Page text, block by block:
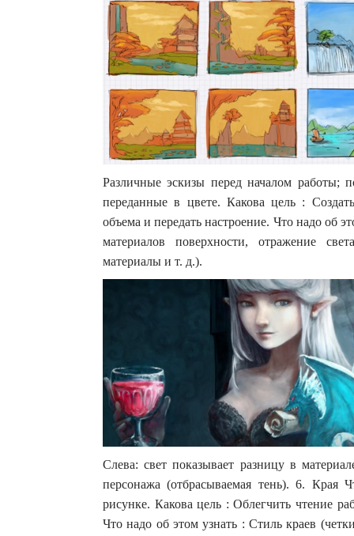
Различные эскизы перед началом
переданные в цвете. Какова цель :
объема и передать настроение. Что надо об
материалов поверхности, отражение
материалы и т. д.).
Слева: свет показывает разницу в
персонажа (отбрасываемая тень). 6.
рисунке. Какова цель : Облегчить чтение
Что надо об этом узнать : Стиль краев